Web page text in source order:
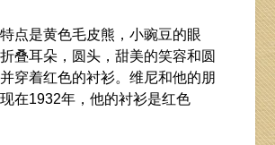
点是黄色毛皮熊，小豌豆的眼
叠耳朵，圆头，甜美的笑容和圆
穿着红色的衬衫。维尼和他的朋
在1932年，他的衬衫是红色